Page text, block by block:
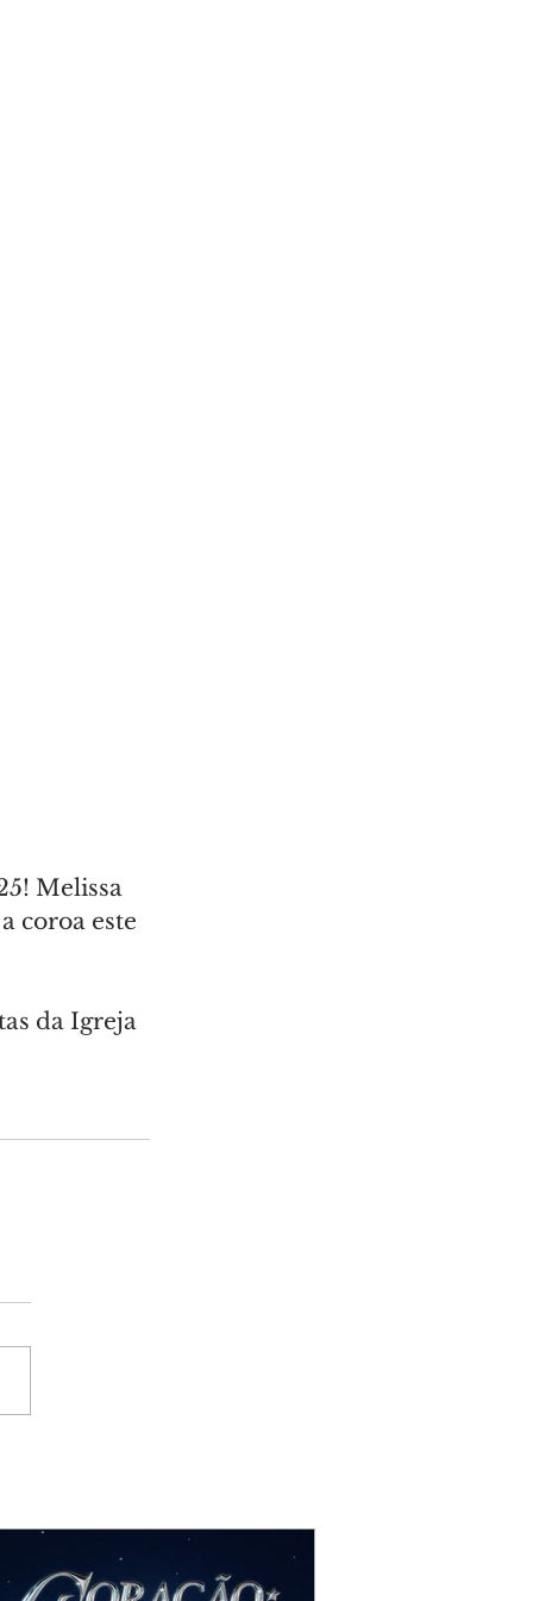
Melissa
coroa este
da Igreja